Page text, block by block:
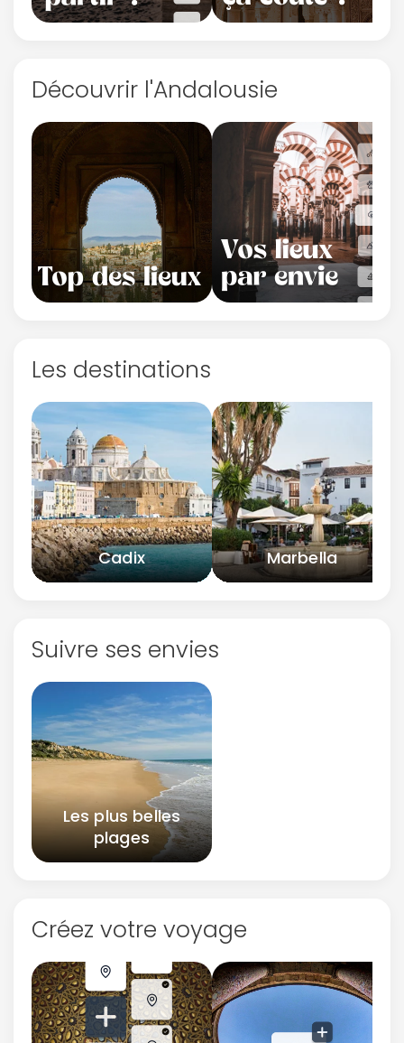
Découvrir l'Andalousie
Les destinations
Cadix Marbella
Suivre ses envies
Les plus belles
plages
Créez votre voyage